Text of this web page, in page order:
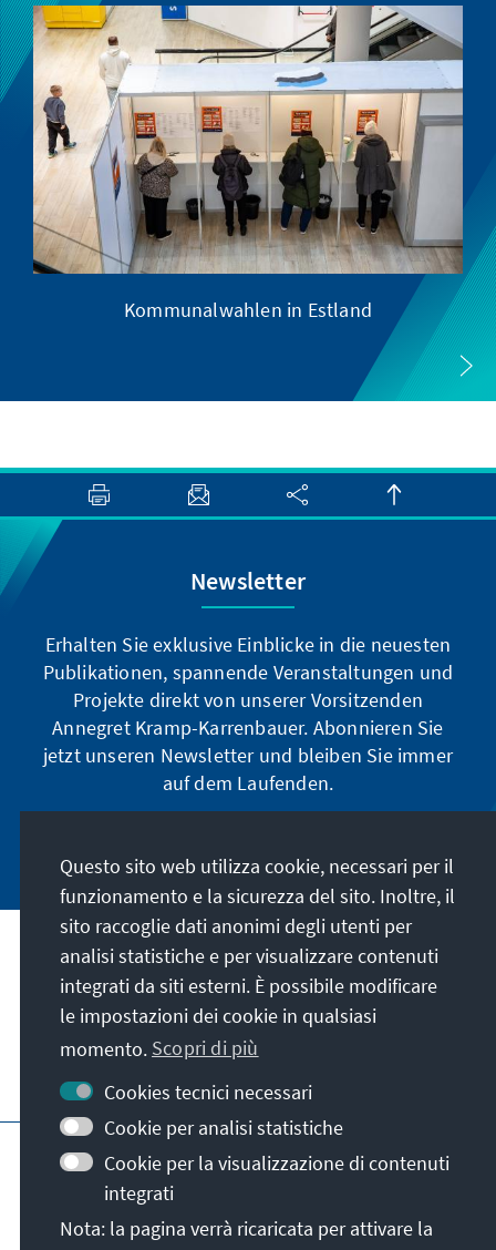
Kommunalwahlen in Estland
Newsletter
Erhalten Sie exklusive Einblicke in die neuesten
Publikationen, spannende Veranstaltungen und
Projekte direkt von unserer Vorsitzenden
Annegret Kramp-Karrenbauer. Abonnieren Sie
jetzt unseren Newsletter und bleiben Sie immer
auf dem Laufenden.
La nostra missione
Contatto
Altre offerte della fondazione
Colophon
Termini e condizioni
Erklärung zur Barrierefreiheit
Mappa del sito
Questo sito web utilizza cookie, necessari per il
funzionamento e la sicurezza del sito. Inoltre, il
sito raccoglie dati anonimi degli utenti per
analisi statistiche e per visualizzare contenuti
integrati da siti esterni. È possibile modificare
le impostazioni dei cookie in qualsiasi
momento. Scopri di più
Cookies tecnici necessari
Cookie per analisi statistiche
Cookie per la visualizzazione di contenuti
integrati
Nota: la pagina verrà ricaricata per attivare la